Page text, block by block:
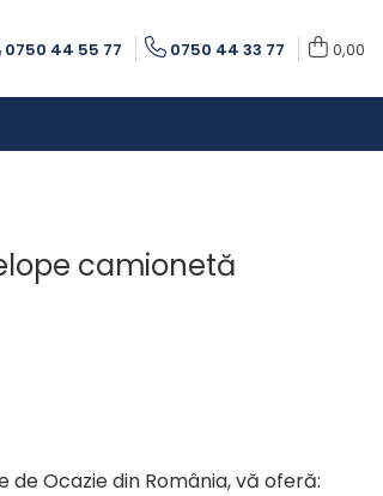
0750 44 55 77 0750 44 33 77 0,00
camionetă
Ocazie din România, vă oferă: